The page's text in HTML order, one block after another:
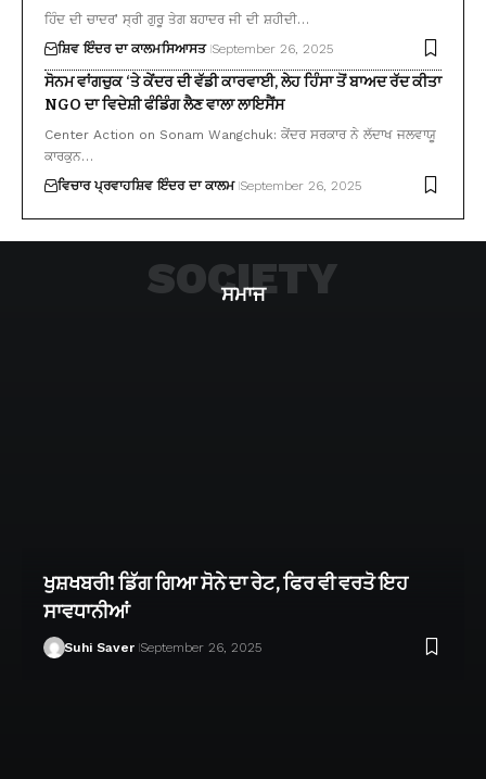
ਹਿੰਦ ਦੀ ਚਾਦਰ’ ਸ੍ਰੀ ਗੁਰੂ ਤੇਗ ਬਹਾਦਰ ਜੀ ਦੀ ਸ਼ਹੀਦੀ…
ਸ਼ਿਵ ਇੰਦਰ ਦਾ ਕਾਲਮਸਿਆਸਤ September 26, 2025
ਸੋਨਮ ਵਾਂਗਚੁਕ ‘ਤੇ ਕੇਂਦਰ ਦੀ ਵੱਡੀ ਕਾਰਵਾਈ, ਲੇਹ ਹਿੰਸਾ ਤੋਂ ਬਾਅਦ ਰੱਦ ਕੀਤਾ
NGO ਦਾ ਵਿਦੇਸ਼ੀ ਫੰਡਿੰਗ ਲੈਣ ਵਾਲਾ ਲਾਇਸੈਂਸ
Center Action on Sonam Wangchuk: ਕੇਂਦਰ ਸਰਕਾਰ ਨੇ ਲੱਦਾਖ ਜਲਵਾਯੂ
ਕਾਰਕੁਨ…
ਵਿਚਾਰ ਪ੍ਰਵਾਹਸ਼ਿਵ ਇੰਦਰ ਦਾ ਕਾਲਮ September 26, 2025
ਸਮਾਜ
SOCIETY
ਖੁਸ਼ਖਬਰੀ! ਡਿੱਗ ਗਿਆ ਸੋਨੇ ਦਾ ਰੇਟ, ਫਿਰ ਵੀ ਵਰਤੋ ਇਹ
ਸਾਵਧਾਨੀਆਂ
Suhi Saver September 26, 2025